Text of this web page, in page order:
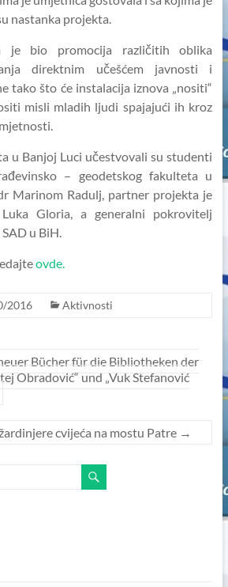
nastanka projekta.
je bio promocija različitih oblika
direktnim učešćem javnosti i
tako što će instalacija iznova „nositi“
misli mladih ljudi spajajući ih kroz
u Banjoj Luci učestvovali su studenti
– geodetskog fakulteta u
Marinom Radulj, partner projekta je
Gloria, a generalni pokrovitelj
u BiH.
ovde.
2016 Aktivnosti
Bücher für die Bibliotheken der
Obradović“ und „Vuk Stefanović
cvijeća na mostu Patre →